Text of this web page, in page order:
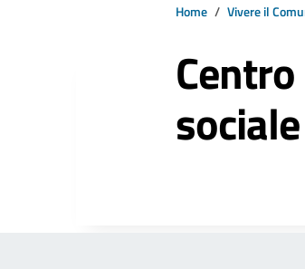
Home Vivere il
sociale